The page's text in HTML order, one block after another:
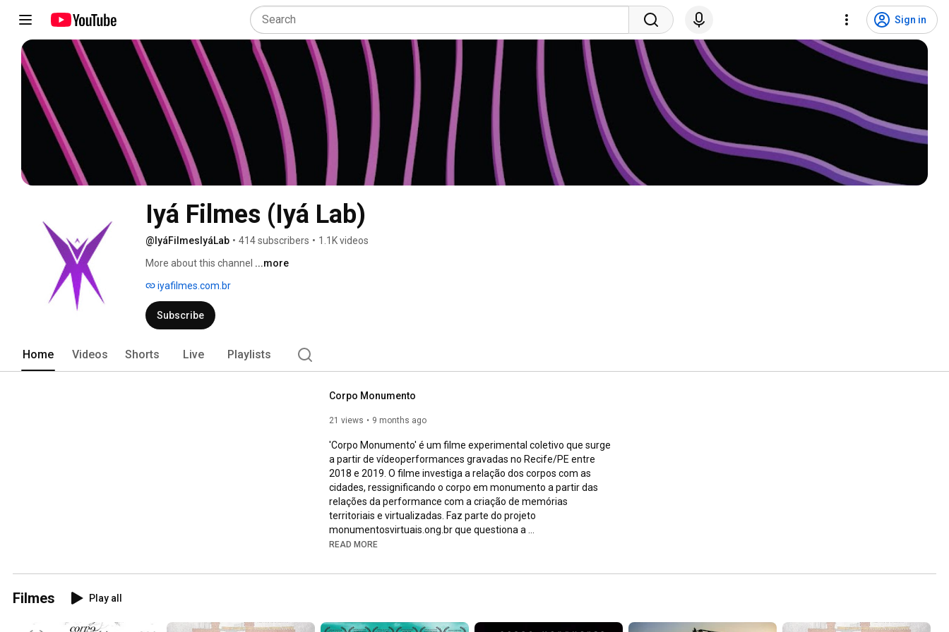
Sign in
Iyá Filmes (Iyá Lab)
@IyáFilmesIyáLab • 414 subscribers • 1.1K videos
More about this channel ...more
iyafilmes.com.br
Subscribe
Home Videos Shorts Live Playlists
Corpo Monumento
21 views 9 months ago
'Corpo Monumento' é um filme experimental coletivo que surge
a partir de vídeoperformances gravadas no Recife/PE entre
2018 e 2019. O filme investiga a relação dos corpos com as
cidades, ressignificando o corpo em monumento a partir das
relações da performance com a criação de memórias
territoriais e virtualizadas. Faz parte do projeto
monumentosvirtuais.ong.br que questiona a
transterritorialidade dos corpos nos espaços públicos urbanos
conflito e autonomia.
between 2018 and 2019. The film investigates the relationship
READ MORE
Filmes Play all